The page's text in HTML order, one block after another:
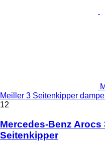
Meiller 3 Seitenkipper
12
Mercedes-Benz Arocs
Seitenkipper